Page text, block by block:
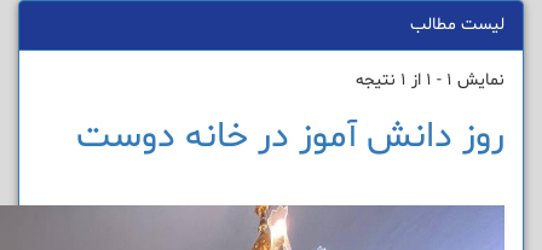
لیست مطالب
نمایش 1 - 1 از 1 نتیجه
روز دانش آموز در خانه دوست